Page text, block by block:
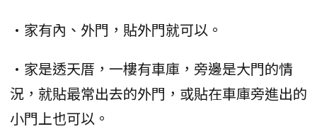
•家有內、外門，貼外門就可以。
•家是透天厝，一樓有車庫，旁邊是大門的情
況，就貼最常出去的外門，或貼在車庫旁進出的
小門上也可以。